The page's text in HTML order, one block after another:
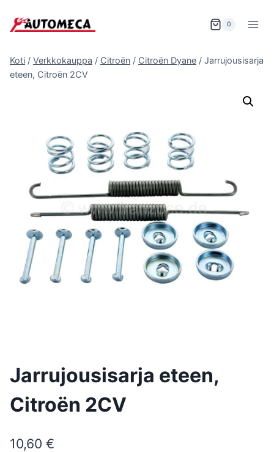
sisältöön
0
Koti / Verkkokauppa / Citroën / Citroën Dyane / Jarrujousisarja
eteen, Citroën 2CV
Jarrujousisarja eteen,
Citroën 2CV
10,60 €